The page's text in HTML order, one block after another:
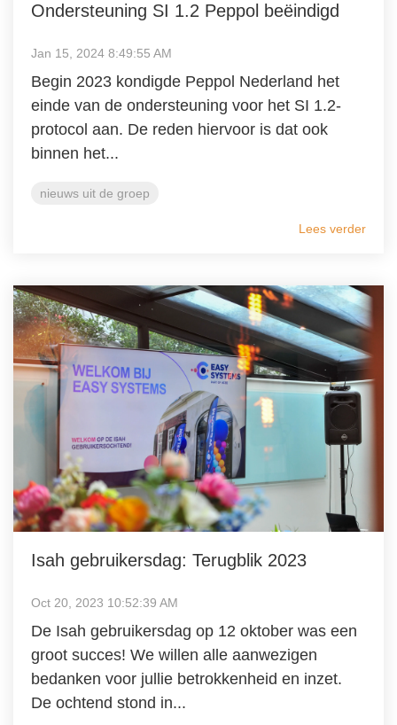
Ondersteuning SI 1.2 Peppol beëindigd
Jan 15, 2024 8:49:55 AM
Begin 2023 kondigde Peppol Nederland het
einde van de ondersteuning voor het SI 1.2-
protocol aan. De reden hiervoor is dat ook
binnen het...
nieuws uit de groep
Lees verder
Isah gebruikersdag: Terugblik 2023
Oct 20, 2023 10:52:39 AM
De Isah gebruikersdag op 12 oktober was een
groot succes! We willen alle aanwezigen
bedanken voor jullie betrokkenheid en inzet.
De ochtend stond in...